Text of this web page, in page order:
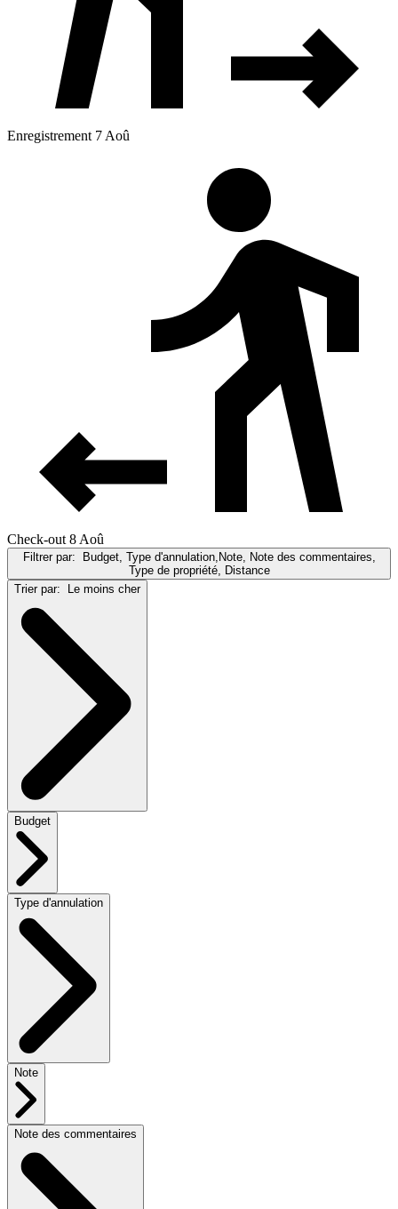
Enregistrement 7 Aoû
Check-out 8 Aoû
Filtrer par:
Budget, Type d'annulation,Note, Note des commentaires,
Type de propriété, Distance
Trier par:
Le moins cher
Budget
Type d'annulation
Note
Note des commentaires